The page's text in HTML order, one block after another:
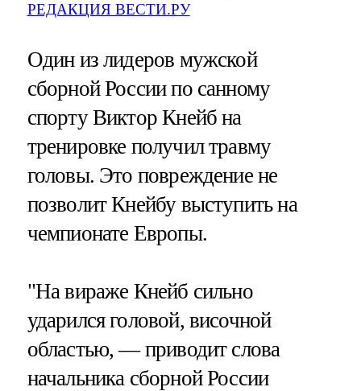
РЕДАКЦИЯ ВЕСТИ.РУ
Один из лидеров мужской
сборной России по санному
спорту Виктор Кнейб на
тренировке получил травму
головы. Это повреждение не
позволит Кнейбу выступить на
чемпионате Европы.
"На вираже Кнейб сильно
ударился головой, височной
областью, — приводит слова
начальника сборной России